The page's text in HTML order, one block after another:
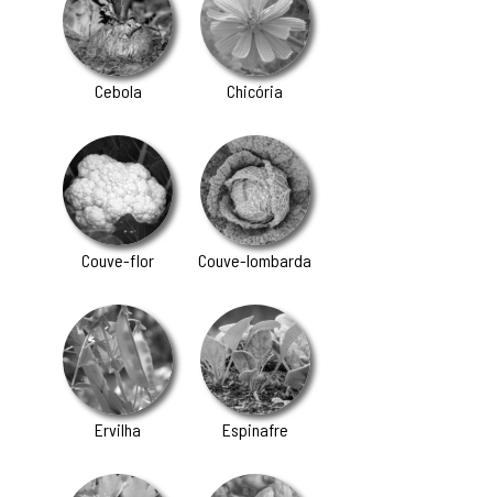
Cebola Chicória
Couve-flor Couve-lombarda
Ervilha Espinafre